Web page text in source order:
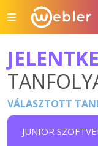
VÁLASZTOTT
JUNIOR